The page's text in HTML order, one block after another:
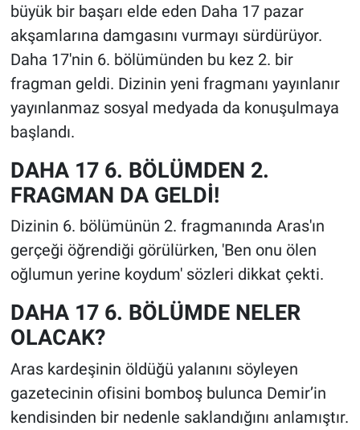
büyük bir başarı elde eden Daha 17 pazar
akşamlarına damgasını vurmayı sürdürüyor.
Daha 17'nin 6. bölümünden bu kez 2. bir
fragman geldi. Dizinin yeni fragmanı yayınlanır
yayınlanmaz sosyal medyada da konuşulmaya
başlandı.
DAHA 17 6. BÖLÜMDEN 2.
FRAGMAN DA GELDİ!
Dizinin 6. bölümünün 2. fragmanında Aras'ın
gerçeği öğrendiği görülürken, 'Ben onu ölen
oğlumun yerine koydum' sözleri dikkat çekti.
DAHA 17 6. BÖLÜMDE NELER
OLACAK?
Aras kardeşinin öldüğü yalanını söyleyen
gazetecinin ofisini bomboş bulunca Demir’in
kendisinden bir nedenle saklandığını anlamıştır.